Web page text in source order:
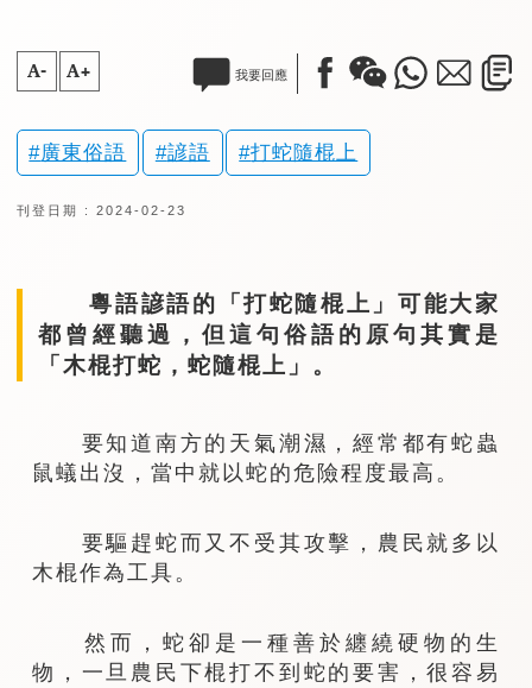
A- A+ 我要回應
廣東俗語 諺語 打蛇隨棍上
刊登日期 : 2024-02-23
粵語諺語的「打蛇隨棍上」可能大家
都曾經聽過，但這句俗語的原句其實是
「木棍打蛇，蛇隨棍上」。
要知道南方的天氣潮濕，經常都有蛇蟲
鼠蟻出沒，當中就以蛇的危險程度最高。
要驅趕蛇而又不受其攻擊，農民就多以
木棍作為工具。
然而，蛇卻是一種善於纏繞硬物的生
物，一旦農民下棍打不到蛇的要害，很容易